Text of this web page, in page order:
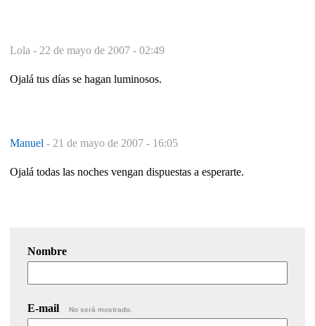
Lola - 22 de mayo de 2007 - 02:49
Ojalá tus días se hagan luminosos.
Manuel - 21 de mayo de 2007 - 16:05
Ojalá todas las noches vengan dispuestas a esperarte.
Nombre
E-mail No será mostrado.